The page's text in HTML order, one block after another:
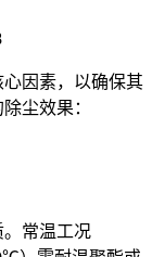
因素，以确保其
尘效果：
常温工况